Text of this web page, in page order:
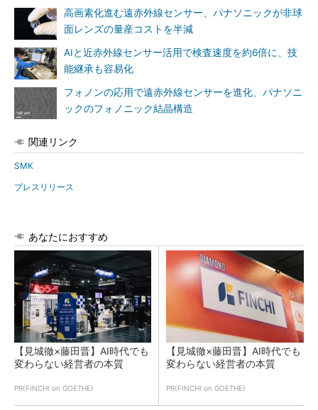
高画素化進む遠赤外線センサー、パナソニックが非球
面レンズの量産コストを半減
AIと近赤外線センサー活用で検査速度を約6倍に、技
能継承も容易化
フォノンの応用で遠赤外線センサーを進化、パナソニ
ックのフォノニック結晶構造
関連リンク
SMK
プレスリリース
あなたにおすすめ
【見城徹×藤田晋】AI時代でも
変わらない経営者の本質
PR(FINCHI on GOETHE)
【見城徹×藤田晋】AI時代でも
変わらない経営者の本質
PR(FINCHI on GOETHE)